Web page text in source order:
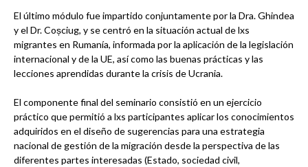
El último módulo fue impartido conjuntamente por la Dra. Ghindea
y el Dr. Coșciug, y se centró en la situación actual de lxs
migrantes en Rumanía, informada por la aplicación de la legislación
internacional y de la UE, así como las buenas prácticas y las
lecciones aprendidas durante la crisis de Ucrania.
El componente final del seminario consistió en un ejercicio
práctico que permitió a lxs participantes aplicar los conocimientos
adquiridos en el diseño de sugerencias para una estrategia
nacional de gestión de la migración desde la perspectiva de las
diferentes partes interesadas (Estado, sociedad civil,